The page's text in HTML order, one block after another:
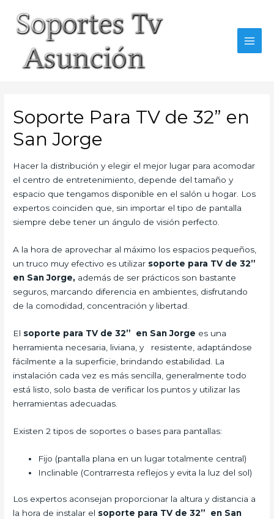
content
Soporte Para TV de 32” en
San Jorge
Hacer la distribución y elegir el mejor lugar para acomodar
el centro de entretenimiento, depende del tamaño y
espacio que tengamos disponible en el salón u hogar. Los
expertos coinciden que, sin importar el tipo de pantalla
siempre debe tener un ángulo de visión perfecto.
A la hora de aprovechar al máximo los espacios pequeños,
un truco muy efectivo es utilizar soporte para TV de 32”
en San Jorge, además de ser prácticos son bastante
seguros, marcando diferencia en ambientes, disfrutando
de la comodidad, concentración y libertad.
El soporte para TV de 32” en San Jorge es una
herramienta necesaria, liviana, y resistente, adaptándose
fácilmente a la superficie, brindando estabilidad. La
instalación cada vez es más sencilla, generalmente todo
está listo, solo basta de verificar los puntos y utilizar las
herramientas adecuadas.
Existen 2 tipos de soportes o bases para pantallas:
Fijo (pantalla plana en un lugar totalmente central)
Inclinable (Contrarresta reflejos y evita la luz del sol)
Los expertos aconsejan proporcionar la altura y distancia a
la hora de instalar el soporte para TV de 32” en San